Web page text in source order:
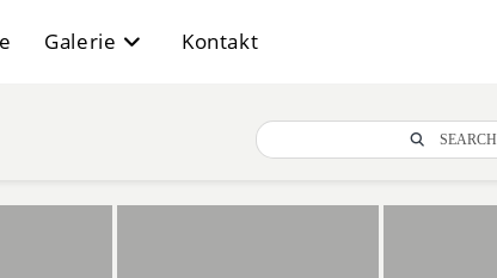
Galerie Kontakt
SEARCH